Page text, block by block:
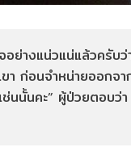
ย่างแน่วแน่แล้วครับว่
ก่อนจำหน่ายออกจา
นนั้นคะ” ผู้ป่วยตอบว่า